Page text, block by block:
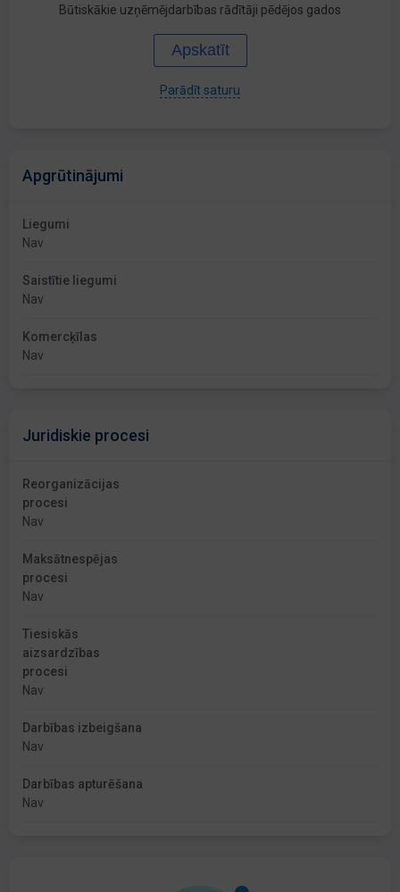
Būtiskākie uzņēmējdarbības rādītāji pēdējos gados
Apskatīt
Parādīt saturu
Apgrūtinājumi
Liegumi
Nav
Saistītie liegumi
Nav
Komercķīlas
Nav
Juridiskie procesi
Reorganizācijas
procesi
Nav
Maksātnespējas
procesi
Nav
Tiesiskās
aizsardzības
procesi
Nav
Darbības izbeigšana
Nav
Darbības apturēšana
Nav